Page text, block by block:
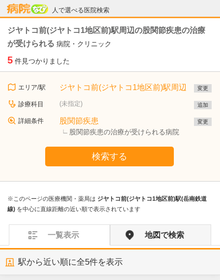
人で選べる医院検索
病院なび
ジヤトコ前(ジヤトコ1地区前)駅周辺の股関節疾患の治療
が受けられる 病院・クリニック
5 件見つかりました
エリア/駅 ジヤトコ前(ジヤトコ1地区前)駅周辺 変更
診療科目 (未指定) 追加
詳細条件 股関節疾患
股関節疾患の治療が受けられる病院
変更
検索する
※このページの医療機関・薬局は ジヤトコ前(ジヤトコ1地区前)駅(岳南鉄道
線) を中心に直線距離の近い順で表示されています
一覧表示 地図で検索
駅から近い順に全5件を表示